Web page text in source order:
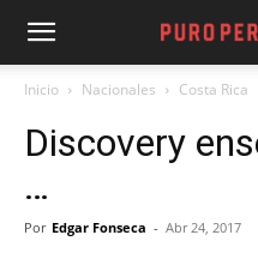
Inicio Nacionales Costa Rica
Discovery
…
Por Edgar Fonseca - Abr 24, 2017